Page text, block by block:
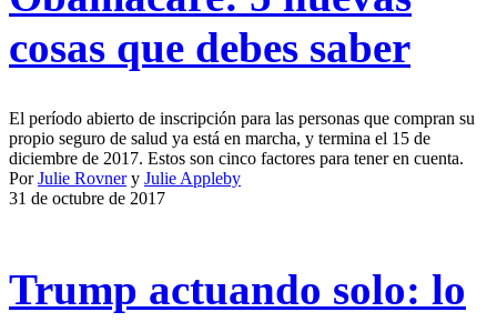
cosas que debes saber
El período abierto de inscripción para las personas que compran su
propio seguro de salud ya está en marcha, y termina el 15 de
diciembre de 2017. Estos son cinco factores para tener en cuenta.
PorJulie Rovnery Julie Appleby
31 de octubre de 2017
Trump actuando solo: lo